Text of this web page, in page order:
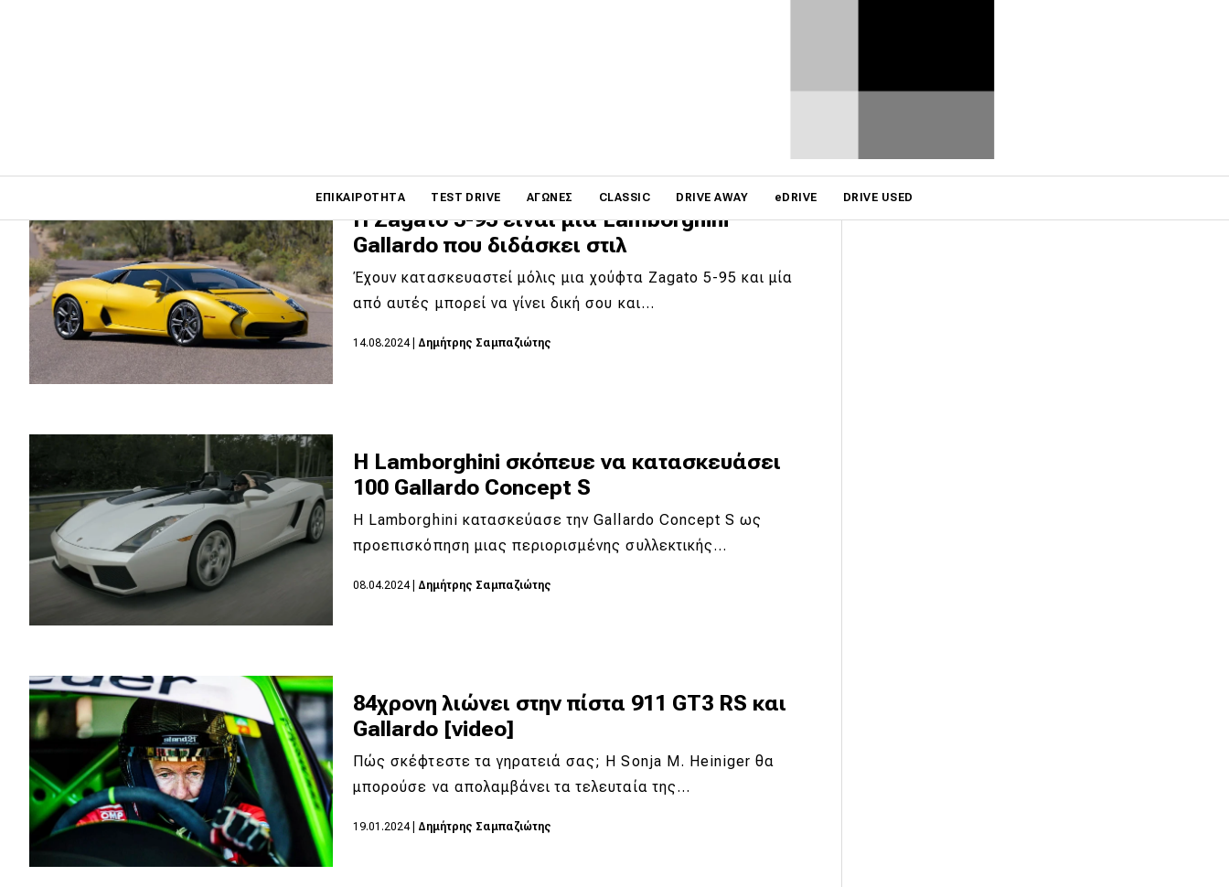
ΕΠΙΚΑΙΡΌΤΗΤΑ TEST DRIVE ΑΓΏΝΕΣ CLASSIC DRIVE AWAY eDRIVE DRIVE USED
Main navigation
Επικαιρότητα
Νέα μοντέλα
Πρωτότυπα
Κόσμος
Τεχνολογία
Ασφάλεια
Αγορά
Απόψεις
Δοκιμή
Αποστολή
Συγκρίνουμε
Αγώνες
Formula 1
Η Zagato 5-95 είναι μια Lamborghini
Gallardo που διδάσκει στιλ
Έχουν κατασκευαστεί μόλις μια χούφτα Zagato 5-95 και μία
από αυτές μπορεί να γίνει δική σου και…
14.08.2024| Δημήτρης Σαμπαζιώτης
Η Lamborghini σκόπευε να κατασκευάσει
100 Gallardo Concept S
Η Lamborghini κατασκεύασε την Gallardo Concept S ως
προεπισκόπηση μιας περιορισμένης συλλεκτικής…
08.04.2024| Δημήτρης Σαμπαζιώτης
84χρονη λιώνει στην πίστα 911 GT3 RS και
Gallardo [video]
Πώς σκέφτεστε τα γηρατειά σας; Η Sonja M. Heiniger θα
μπορούσε να απολαμβάνει τα τελευταία της…
19.01.2024| Δημήτρης Σαμπαζιώτης